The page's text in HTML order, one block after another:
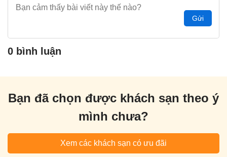
Gửi
0 bình luận
Bạn đã chọn được khách sạn theo ý
mình chưa?
Xem các khách sạn có ưu đãi